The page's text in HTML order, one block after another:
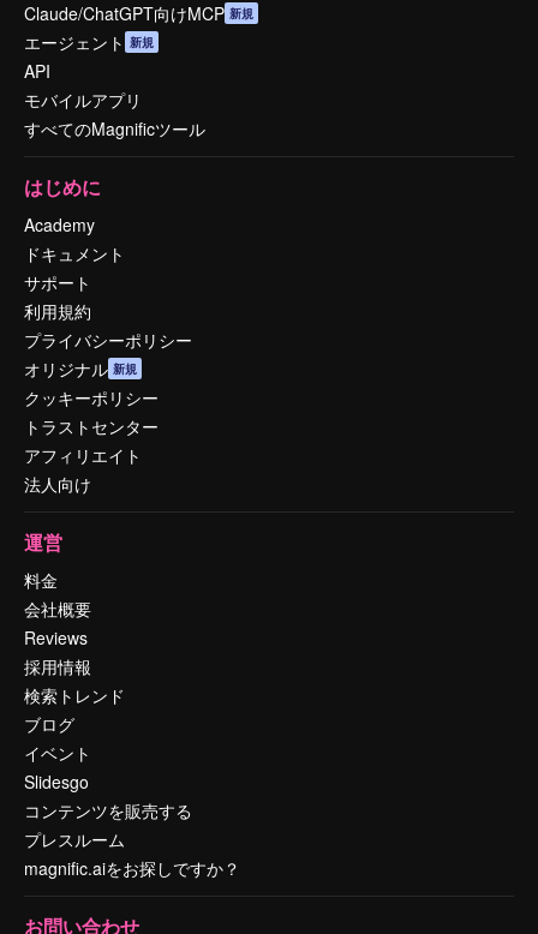
Claude/ChatGPT向けMCP 新規
エージェント 新規
API
モバイルアプリ
すべてのMagnificツール
はじめに
Academy
ドキュメント
サポート
利用規約
プライバシーポリシー
オリジナル 新規
クッキーポリシー
トラストセンター
アフィリエイト
法人向け
運営
料金
会社概要
Reviews
採用情報
検索トレンド
ブログ
イベント
Slidesgo
コンテンツを販売する
プレスルーム
magnific.aiをお探しですか？
お問い合わせ